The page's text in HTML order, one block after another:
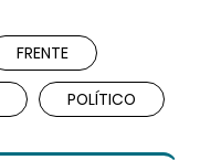
FRENTE
POLÍTICO